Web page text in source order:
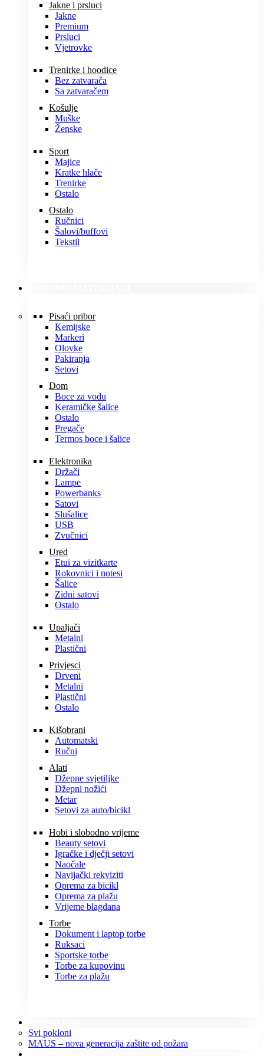
Jakne i prsluci
Jakne
Premium
Prsluci
Vjetrovke
Trenirke i hoodice
Bez zatvarača
Sa zatvaračem
Košulje
Muške
Ženske
Sport
Majice
Kratke hlače
Trenirke
Ostalo
Ostalo
Ručnici
Šalovi/buffovi
Tekstil
Pisaći pribor
Kemijske
Markeri
Olovke
Pakiranja
Setovi
Dom
Boce za vodu
Keramičke šalice
Ostalo
Pregače
Termos boce i šalice
Elektronika
Držači
Lampe
Powerbanks
Satovi
Slušalice
USB
Zvučnici
Ured
Etui za vizitkarte
Rokovnici i notesi
Šalice
Zidni satovi
Ostalo
Upaljači
Metalni
Plastični
Privjesci
Drveni
Metalni
Plastični
Ostalo
Kišobrani
Automatski
Ručni
Alati
Džepne svjetiljke
Džepni nožići
Metar
Setovi za auto/bicikl
Hobi i slobodno vrijeme
Beauty setovi
Igračke i dječji setovi
Naočale
Navijački rekviziti
Oprema za bicikl
Oprema za plažu
Vrijeme blagdana
Torbe
Dokument i laptop torbe
Ruksaci
Sportske torbe
Torbe za kupovinu
Torbe za plažu
Svi pokloni
MAUS – nova generacija zaštite od požara